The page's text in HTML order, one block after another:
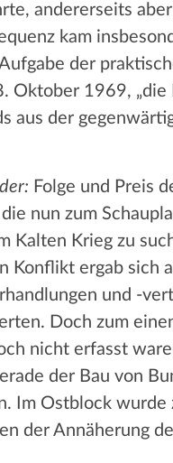
andererseits aber
kam
der
Oktober 1969,
aus der
Folge und Preis
nun zum
Kalten Krieg zu
Konflikt ergab sich
und -
Doch zum
nicht erfasst
der Bau von
Im Ostblock
der Annäherung